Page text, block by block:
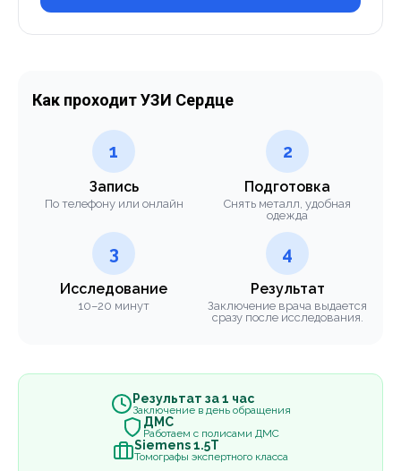
Как проходит УЗИ Сердце
1
Запись
По телефону или онлайн
2
Подготовка
Снять металл, удобная
одежда
3
Исследование
10–20 минут
4
Результат
Заключение врача выдается
сразу после исследования.
Результат за 1 час
Заключение в день обращения
ДМС
Работаем с полисами ДМС
Siemens 1.5Т
Томографы экспертного класса